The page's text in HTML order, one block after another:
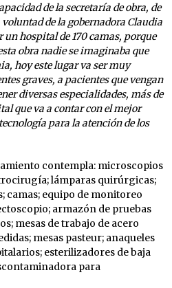
de la secretaría de obra, de
voluntad de la gobernadora Claudia
hospital de 170 camas, porque
obra nadie se imaginaba que
hoy este lugar va ser muy
graves, a pacientes que vengan
diversas especialidades, más de
que va a contar con el mejor
para la atención de los
contempla: microscopios
lámparas quirúrgicas;
camas; equipo de monitoreo
armazón de pruebas
mesas de trabajo de acero
mesas pasteur; anaqueles
esterilizadores de baja
para